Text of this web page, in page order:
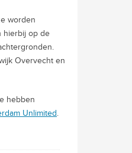
worden
hierbij op de
Overvecht en
hebben
Unlimited.